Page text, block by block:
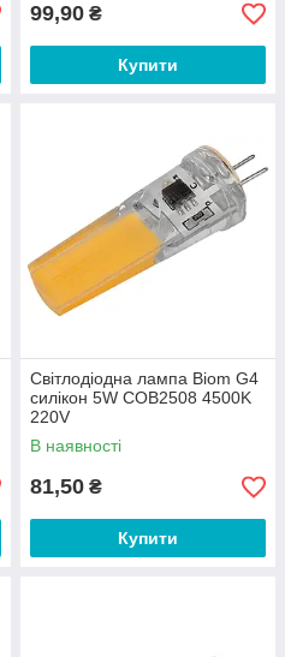
99,90 ₴
Купити
Світлодіодна лампа Biom G4
силікон 5W COB2508 4500K
220V
В наявності
81,50 ₴
Купити